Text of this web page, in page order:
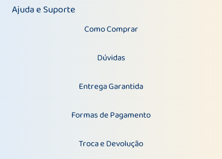
Ajuda e Suporte
Como Comprar
Dúvidas
Entrega Garantida
Formas de Pagamento
Troca e Devolução